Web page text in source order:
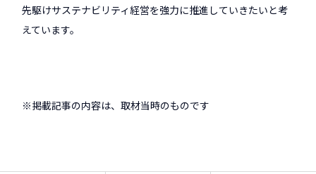
先駆けサステナビリティ経営を強力に推進していきたいと考
えています。
※掲載記事の内容は、取材当時のものです